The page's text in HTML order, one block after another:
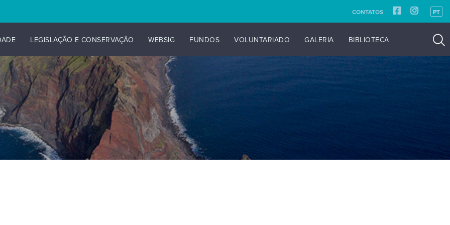
CONTATOS PT
LEGISLAÇÃO E CONSERVAÇÃO WEBSIG FUNDOS VOLUNTARIADO GALERIA BIBLIOTECA